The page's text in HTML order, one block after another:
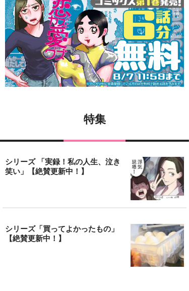
特集
シリーズ 「実録！私の人生、泣き
笑い」【絶賛更新中！】
シリーズ「買ってよかったもの」
【絶賛更新中！】